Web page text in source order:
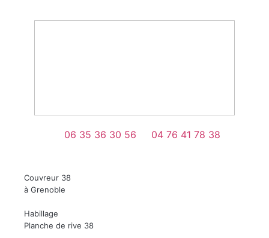
06 35 36 30 56 04 76 41 78 38
Couvreur 38
à Grenoble
Habillage
Planche de rive 38